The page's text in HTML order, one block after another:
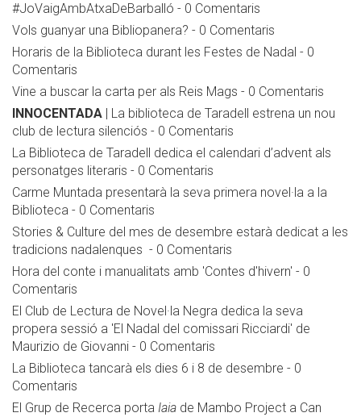
#JoVaigAmbAtxaDeBarballó - 0 Comentaris
Vols guanyar una Bibliopanera? - 0 Comentaris
Horaris de la Biblioteca durant les Festes de Nadal - 0
Comentaris
Vine a buscar la carta per als Reis Mags - 0 Comentaris
INNOCENTADA | La biblioteca de Taradell estrena un nou
club de lectura silenciós - 0 Comentaris
La Biblioteca de Taradell dedica el calendari d’advent als
personatges literaris - 0 Comentaris
Carme Muntada presentarà la seva primera novel·la a la
Biblioteca - 0 Comentaris
Stories & Culture del mes de desembre estarà dedicat a les
tradicions nadalenques - 0 Comentaris
Hora del conte i manualitats amb 'Contes d'hivern' - 0
Comentaris
El Club de Lectura de Novel·la Negra dedica la seva
propera sessió a 'El Nadal del comissari Ricciardi' de
Maurizio de Giovanni - 0 Comentaris
La Biblioteca tancarà els dies 6 i 8 de desembre - 0
Comentaris
El Grup de Recerca porta Iaia de Mambo Project a Can